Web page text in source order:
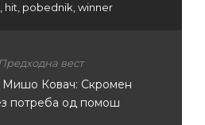
hit pobednik winner
Предходна вест
Мишо Ковач: Скромен
потреба од помош